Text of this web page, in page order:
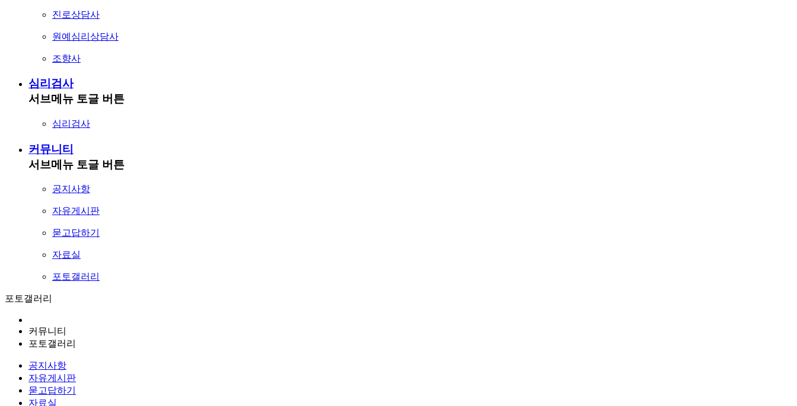
진로상담사
원예심리상담사
조향사
심리검사
서브메뉴 토글 버튼
심리검사
커뮤니티
서브메뉴 토글 버튼
공지사항
자유게시판
묻고답하기
자료실
포토갤러리
포토갤러리
커뮤니티
포토갤러리
공지사항
자유게시판
묻고답하기
자료실